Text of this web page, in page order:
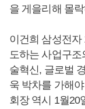
을 게을리해 몰
이건희 삼성전자
도하는 사업구조
술혁신, 글로벌
욱 박차를 가해
회장 역시 1월20